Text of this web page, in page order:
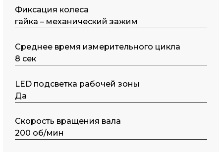
Фиксация колеса
гайка – механический зажим
Среднее время измерительного цикла
8 сек
LED подсветка рабочей зоны
Да
Скорость вращения вала
200 об/мин